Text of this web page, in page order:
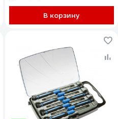
В корзину